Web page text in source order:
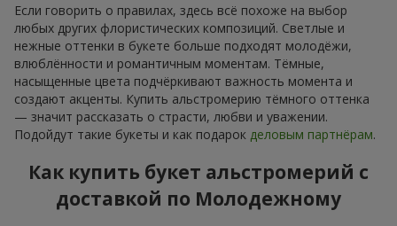
Если говорить о правилах, здесь всё похоже на выбор
любых других флористических композиций. Светлые и
нежные оттенки в букете больше подходят молодёжи,
влюблённости и романтичным моментам. Тёмные,
насыщенные цвета подчёркивают важность момента и
создают акценты. Купить альстромерию тёмного оттенка
— значит рассказать о страсти, любви и уважении.
Подойдут такие букеты и как подарок деловым партнёрам.
Как купить букет альстромерий с
доставкой по Молодежному